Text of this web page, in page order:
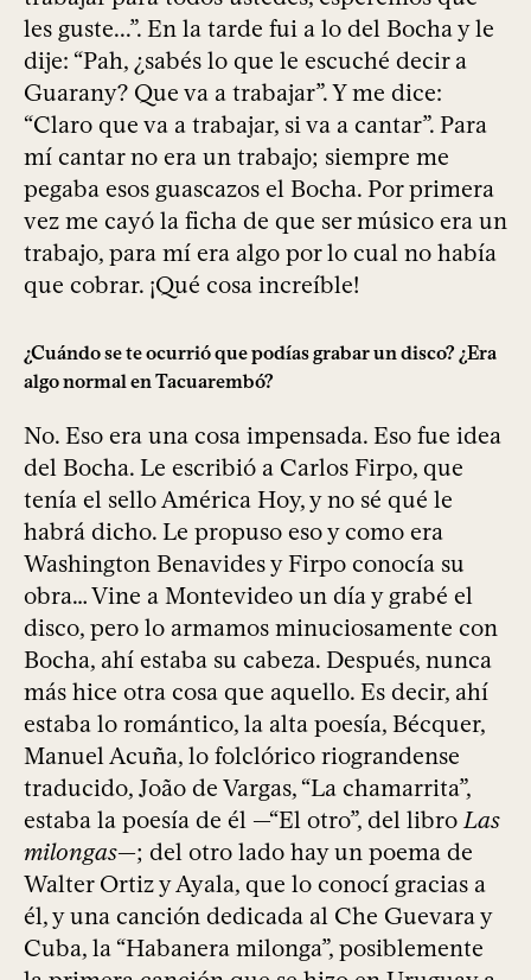
les guste...”. En la tarde fui a lo del Bocha y le
dije: “Pah, ¿sabés lo que le escuché decir a
Guarany? Que va a trabajar”. Y me dice:
“Claro que va a trabajar, si va a cantar”. Para
mí cantar no era un trabajo; siempre me
pegaba esos guascazos el Bocha. Por primera
vez me cayó la ficha de que ser músico era un
trabajo, para mí era algo por lo cual no había
que cobrar. ¡Qué cosa increíble!
¿Cuándo se te ocurrió que podías grabar un disco? ¿Era
algo normal en Tacuarembó?
No. Eso era una cosa impensada. Eso fue idea
del Bocha. Le escribió a Carlos Firpo, que
tenía el sello América Hoy, y no sé qué le
habrá dicho. Le propuso eso y como era
Washington Benavides y Firpo conocía su
obra… Vine a Montevideo un día y grabé el
disco, pero lo armamos minuciosamente con
Bocha, ahí estaba su cabeza. Después, nunca
más hice otra cosa que aquello. Es decir, ahí
estaba lo romántico, la alta poesía, Bécquer,
Manuel Acuña, lo folclórico riograndense
traducido, João de Vargas, “La chamarrita”,
estaba la poesía de él —“El otro”, del libro Las
milongas—; del otro lado hay un poema de
Walter Ortiz y Ayala, que lo conocí gracias a
él, y una canción dedicada al Che Guevara y
Cuba, la “Habanera milonga”, posiblemente